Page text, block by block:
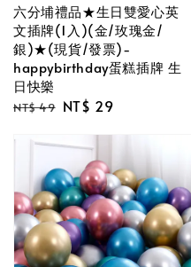
六分埔禮品★生日雙愛心英
文插牌(1入)(金/玫瑰金/
銀)★(現貨/發票)-
happybirthday蛋糕插牌 生
日快樂
Regular
NT$ 49 Sale
NT$ 29